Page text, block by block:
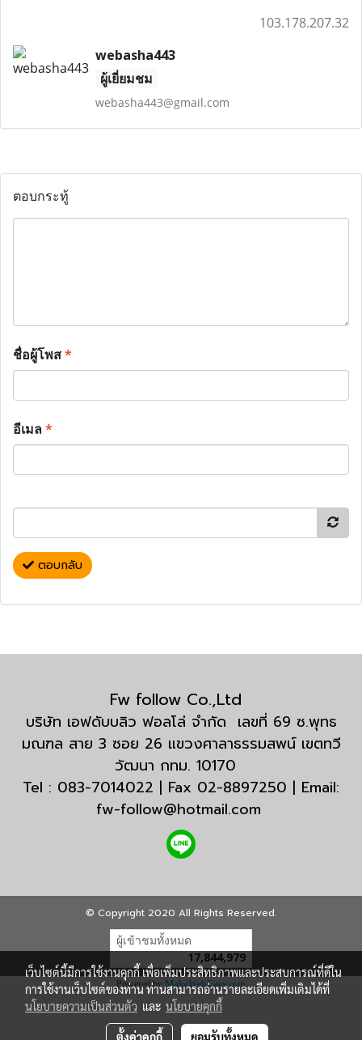
103.178.207.32
webasha443
ผู้เยี่ยมชม
webasha443@gmail.com
ตอบกระทู้
ชื่อผู้โพส*
อีเมล*
ตอบกลับ
Fw follow Co.,Ltd
บริษัท เอฟดับบลิว ฟอลโล่ จำกัด เลขที่ 69 ซ.พุทธ
มณฑล สาย 3 ซอย 26 แขวงศาลาธรรมสพน์ เขตทวี
วัฒนา กทม. 10170
Tel : 083-7014022 | Fax 02-8897250 | Email:
fw-follow@hotmail.com
© Copyright 2020 All Rights Reserved.
ผู้เข้าชมทั้งหมด
17,844,979
Powered byMakeWebEasy.com
เว็บไซต์นี้มีการใช้งานคุกกี้ เพื่อเพิ่มประสิทธิภาพและประสบการณ์ที่ดีใน
การใช้งานเว็บไซต์ของท่าน ท่านสามารถอ่านรายละเอียดเพิ่มเติมได้ที่
นโยบายความเป็นส่วนตัว และ นโยบายคุกกี้
ตั้งค่าคุกกี้ ยอมรับทั้งหมด